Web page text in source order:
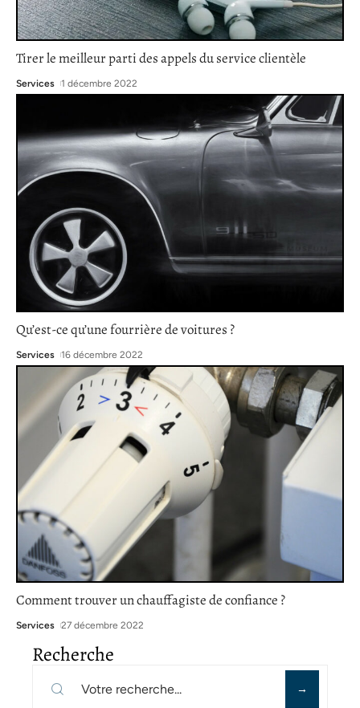
Tirer le meilleur parti des appels du service clientèle
Services 1 décembre 2022
Qu’est-ce qu’une fourrière de voitures ?
Services 16 décembre 2022
Comment trouver un chauffagiste de confiance ?
Services 27 décembre 2022
Recherche